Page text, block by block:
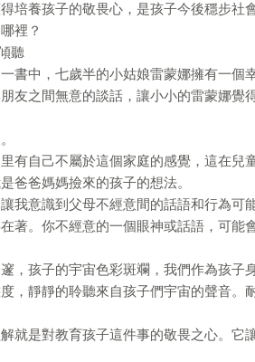
培養孩子的敬畏心，是孩子今後穩步社
裡？
聽
一書中，七歲半的小姑娘雷蒙娜擁有一個
友之間無意的談話，讓小小的雷蒙娜覺
有自己不屬於這個家庭的感覺，這在兒
爸爸媽媽撿來的孩子的想法。
讓我意識到父母不經意間的話語和行為
著。你不經意的一個眼神或話語，可能
，孩子的宇宙色彩斑斕，我們作為孩子
，靜靜的聆聽來自孩子們宇宙的聲音。
就是對教育孩子這件事的敬畏之心。它